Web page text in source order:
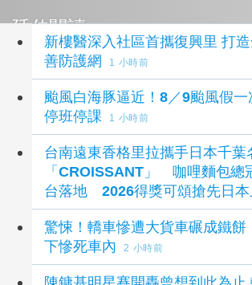
延伸閱讀
新樓醫深入社區首攜復興里 打
善防護網
1 小時前
颱風白海豚逼近！8／9颱風假
停班停課
1 小時前
台南遠東香格里拉攜手日本千葉
「CROISSANT」 咖哩麵包總
台落地 2026得獎可頌搶先日本
驚悚！轎車慘遭大貨車碾成鐵
下慘死車內
2 小時前